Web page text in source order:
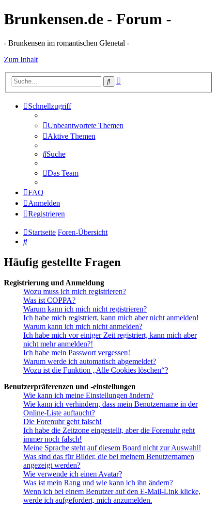
Brunkensen.de - Forum -
- Brunkensen im romantischen Glenetal -
Zum Inhalt
Suche
Schnellzugriff
Unbeantwortete Themen
Aktive Themen
Suche
Das Team
FAQ
Anmelden
Registrieren
Startseite Foren-Übersicht
Suche
Häufig gestellte Fragen
Registrierung und Anmeldung
Wozu muss ich mich registrieren?
Was ist COPPA?
Warum kann ich mich nicht registrieren?
Ich habe mich registriert, kann mich aber nicht anmelden!
Warum kann ich mich nicht anmelden?
Ich habe mich vor einiger Zeit registriert, kann mich aber
nicht mehr anmelden?!
Ich habe mein Passwort vergessen!
Warum werde ich automatisch abgemeldet?
Wozu ist die Funktion „Alle Cookies löschen“?
Benutzerpräferenzen und -einstellungen
Wie kann ich meine Einstellungen ändern?
Wie kann ich verhindern, dass mein Benutzername in der
Online-Liste auftaucht?
Die Forenuhr geht falsch!
Ich habe die Zeitzone eingestellt, aber die Forenuhr geht
immer noch falsch!
Meine Sprache steht auf diesem Board nicht zur Auswahl!
Was sind das für Bilder, die bei meinem Benutzernamen
angezeigt werden?
Wie verwende ich einen Avatar?
Was ist mein Rang und wie kann ich ihn ändern?
Wenn ich bei einem Benutzer auf den E-Mail-Link klicke,
werde ich aufgefordert, mich anzumelden.